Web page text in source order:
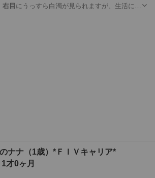
右目 にうっすら白濁が見られますが、生活に
ナナ（1歳）*ＦＩＶキャリア*
1才0ヶ月